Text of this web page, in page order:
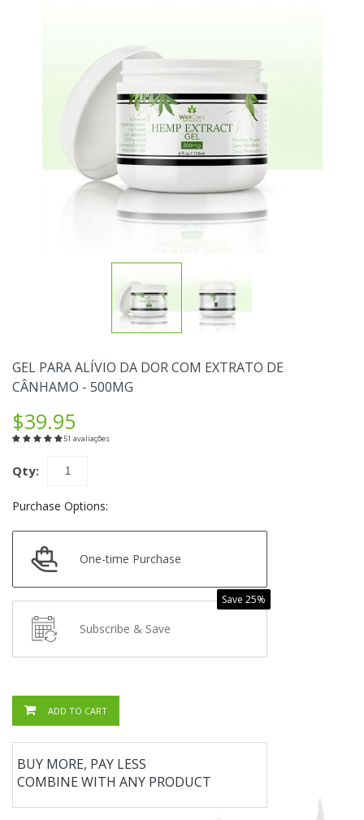
GEL PARA ALÍVIO DA DOR COM EXTRATO DE
CÂNHAMO - 500MG
$39.95
51 avaliações
Qty:
Purchase Options:
One-time Purchase
Save 25%
Subscribe & Save
ADD TO CART
BUY MORE, PAY LESS
COMBINE WITH ANY PRODUCT